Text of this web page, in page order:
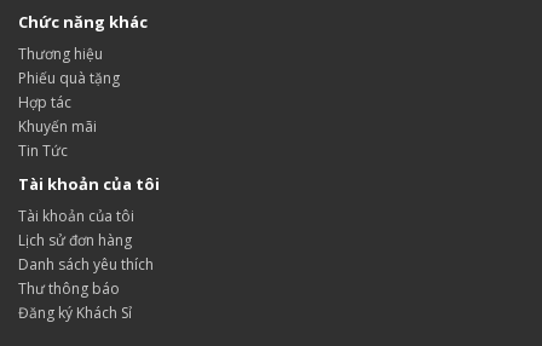
Chức năng khác
Thương hiệu
Phiếu quà tặng
Hợp tác
Khuyến mãi
Tin Tức
Tài khoản của tôi
Tài khoản của tôi
Lịch sử đơn hàng
Danh sách yêu thích
Thư thông báo
Đăng ký Khách Sỉ